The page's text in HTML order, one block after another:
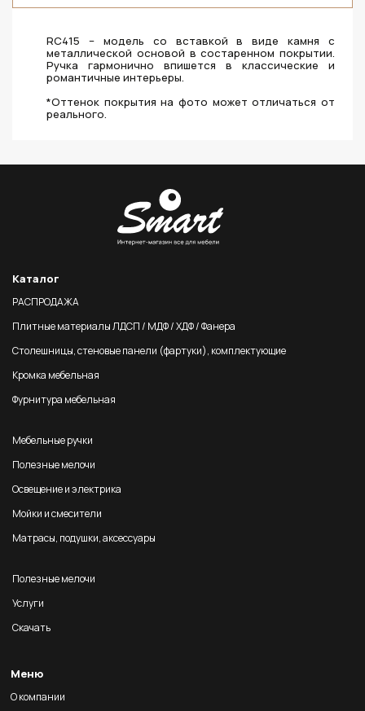
RC415 – модель со вставкой в виде камня с
металлической основой в состаренном покрытии.
Ручка гармонично впишется в классические и
романтичные интерьеры.
*Оттенок покрытия на фото может отличаться от
реального.
Каталог
РАСПРОДАЖА
Плитные материалы ЛДСП / МДФ / ХДФ / Фанера
Столешницы, стеновые панели (фартуки), комплектующие
Кромка мебельная
Фурнитура мебельная
Мебельные ручки
Полезные мелочи
Освещение и электрика
Мойки и смесители
Матрасы, подушки, аксессуары
Полезные мелочи
Услуги
Скачать
Меню
О компании